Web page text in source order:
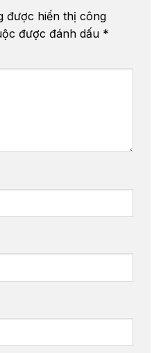
được hiển thị công
được đánh dấu *